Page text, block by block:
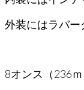
外装にはラバー
8オンス（236